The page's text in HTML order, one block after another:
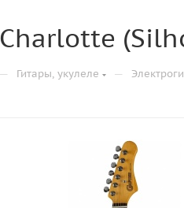
Charlotte
— Гитары, укулеле —